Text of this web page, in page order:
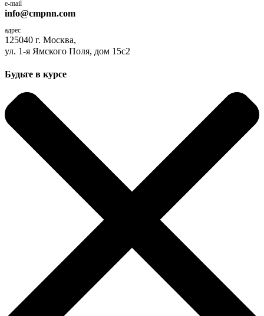
e-mail
info@cmpnn.com
адрес
125040 г. Москва,
ул. 1-я Ямского Поля, дом 15с2
Будьте в курсе